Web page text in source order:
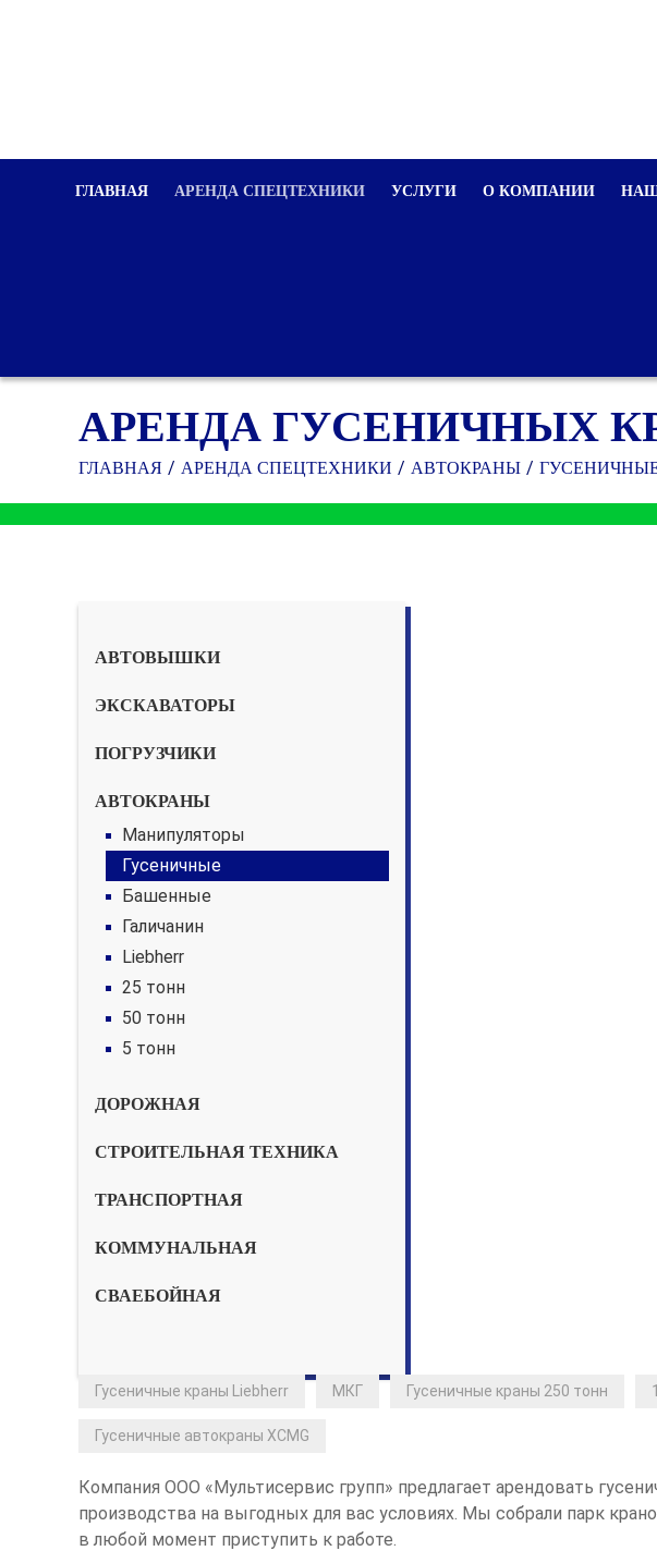
ГЛАВНАЯ АРЕНДА СПЕЦТЕХНИКИ УСЛУГИ О КОМПАНИИ
АРЕНДА ГУСЕНИЧНЫХ
ГЛАВНАЯ АРЕНДА СПЕЦТЕХНИКИ АВТОКРАНЫ
АВТОВЫШКИ
ЭКСКАВАТОРЫ
ПОГРУЗЧИКИ
АВТОКРАНЫ
Манипуляторы
Гусеничные
Башенные
Галичанин
Liebherr
25 тонн
50 тонн
5 тонн
ДОРОЖНАЯ
СТРОИТЕЛЬНАЯ ТЕХНИКА
ТРАНСПОРТНАЯ
КОММУНАЛЬНАЯ
СВАЕБОЙНАЯ
Гусеничные краны Liebherr МКГ Гусеничные краны 250 тонн
Гусеничные автокраны XCMG
Компания ООО «Мультисервис групп» предлагает арендовать
производства на выгодных для вас условиях. Мы собрали парк
в любой момент приступить к работе.